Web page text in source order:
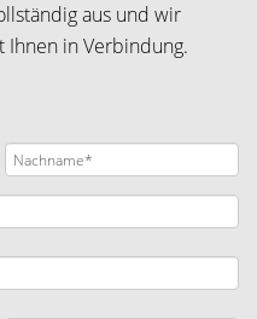
aus und wir
Ihnen in Verbindung.